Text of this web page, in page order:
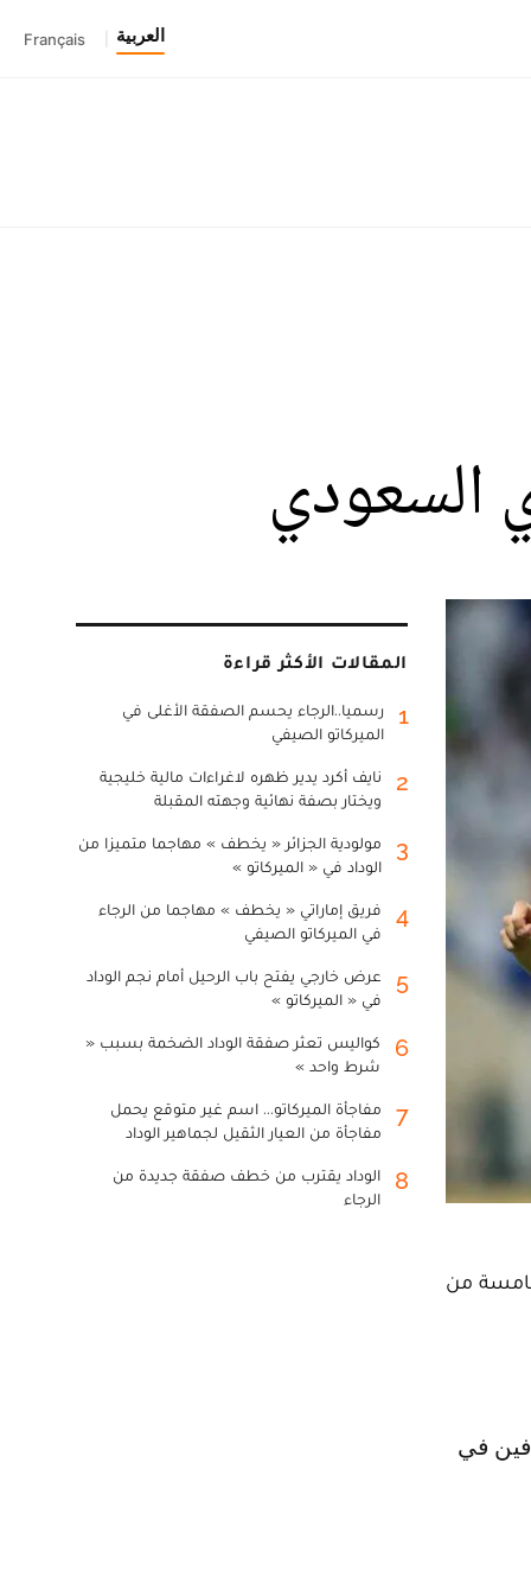
العربية Français
السعودي
من
المقالات الأكثر قراءة
1
رسميا..الرجاء يحسم الصفقة الأغلى في
الميركاتو الصيفي
2
نايف أكرد يدير ظهره لاغراءات مالية خليجية
ويختار بصفة نهائية وجهته المقبلة
3
مولودية الجزائر « يخطف » مهاجما متميزا من
الوداد في « الميركاتو »
4
فريق إماراتي « يخطف » مهاجما من الرجاء
في الميركاتو الصيفي
5
عرض خارجي يفتح باب الرحيل أمام نجم الوداد
في « الميركاتو »
6
كواليس تعثر صفقة الوداد الضخمة بسبب «
شرط واحد »
7
مفاجأة الميركاتو... اسم غير متوقع يحمل
مفاجأة من العيار الثقيل لجماهير الوداد
8
الوداد يقترب من خطف صفقة جديدة من
الرجاء